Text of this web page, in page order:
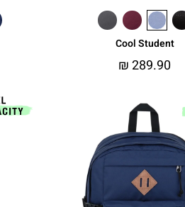
Cool Student
₪289.90